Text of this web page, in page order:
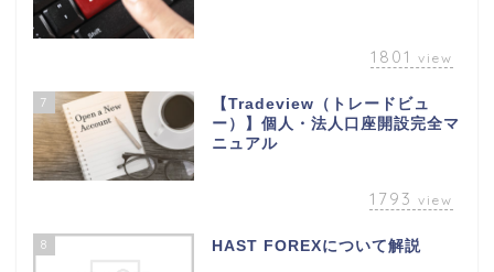
1801 view
7
【Tradeview（トレードビュ
ー）】個人・法人口座開設完全マ
ニュアル
1793 view
8 HAST FOREXについて解説